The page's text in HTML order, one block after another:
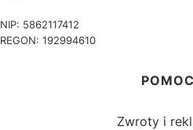
NIP: 5862117412
REGON: 192994610
POMOC
Zwroty i